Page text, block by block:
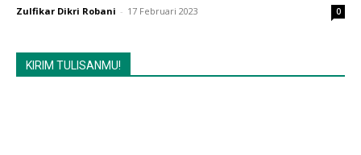
Zulfikar Dikri Robani - 17 Februari 2023 0
KIRIM TULISANMU!